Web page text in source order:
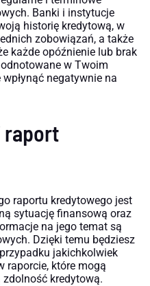
Banki i instytucje
historię kredytową, w
zobowiązań, a także
każde opóźnienie lub brak
w Twoim
negatywnie na
raport
raportu kredytowego jest
sytuację finansową oraz
na jego temat są
Dzięki temu będziesz
jakichkolwiek
raporcie, które mogą
kredytową.